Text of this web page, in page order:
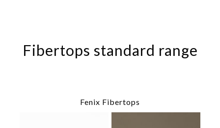
Fibertops standard range
Fenix Fibertops